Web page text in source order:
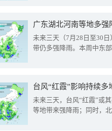
广东湖北河南等地多
未来三天（7月28日至30
带仍多强降雨。本周中东
台风“红霞”影响持续
未来三天，台风“红霞”或
等地带来强降雨；同时，